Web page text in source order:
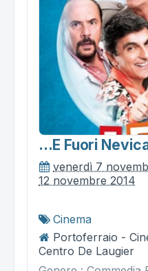
...e Fuori
venerdì 7
12 novembre 2014
Cinema
Portoferraio -
Centro De Laugier